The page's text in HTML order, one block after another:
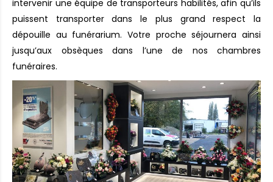
intervenir une équipe de transporteurs habilités, afin qu’ils
puissent transporter dans le plus grand respect la
dépouille au funérarium. Votre proche séjournera ainsi
jusqu’aux obsèques dans l’une de nos chambres
funéraires.